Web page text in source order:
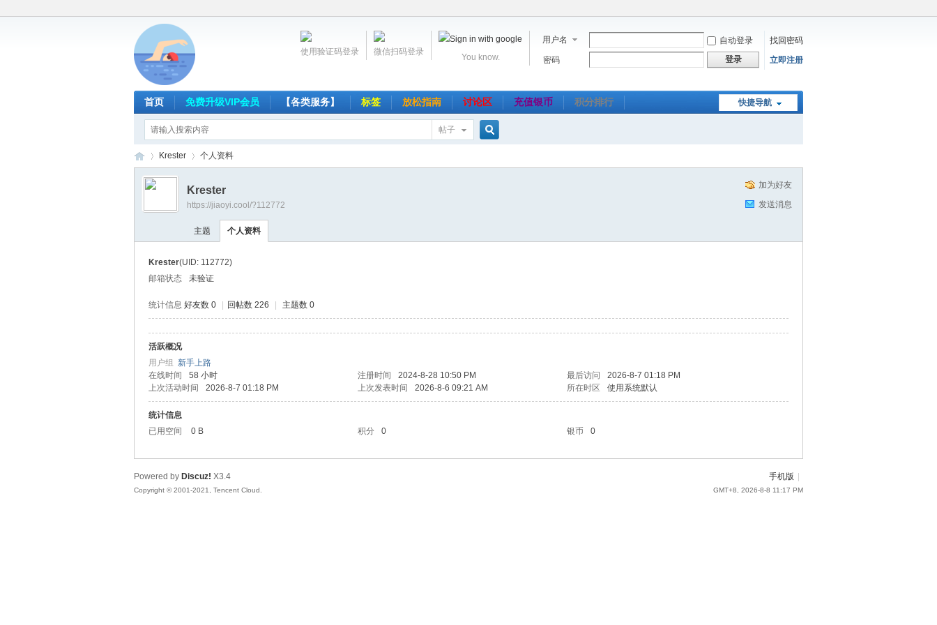
用户名 自动登录
找回密码
密码
登录 立即注册
You know.
微信扫码登录
使用验证码登录
快捷导航
首页 免费升级VIP会员 【各类服务】 标签 放松指南 讨论区 充值银币 积分排行
帖子
网
›
Krester 个人资料
加为好友
发送消息
Krester
https://jiaoyi.cool/?112772
主题 个人资料
Krester(UID: 112772)
邮箱状态
未验证
统计信息 好友数 0 回帖数 226 主题数 0
活跃概况
用户组 新手上路
在线时间
58 小时 注册时间 2024-8-28 10:50 PM 最后访问
2026-8-7 01:18 PM
上次活动时间
2026-8-7 01:18 PM 上次发表时间 2026-8-6 09:21 AM 所在时区 使用系统默认
统计信息
已用空间
0 B 积分 0 银币 0
手机版
GMT+8, 2026-8-8 11:17 PM
Powered by Discuz! X3.4
Copyright © 2001-2021, Tencent Cloud.